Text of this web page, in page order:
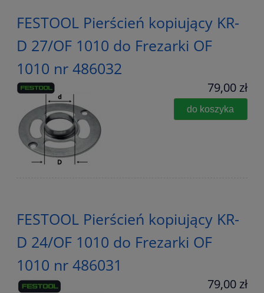
FESTOOL Pierścień kopiujący KR-
D 27/OF 1010 do Frezarki OF
1010 nr 486032
79,00 zł
do koszyka
FESTOOL Pierścień kopiujący KR-
D 24/OF 1010 do Frezarki OF
1010 nr 486031
79,00 zł